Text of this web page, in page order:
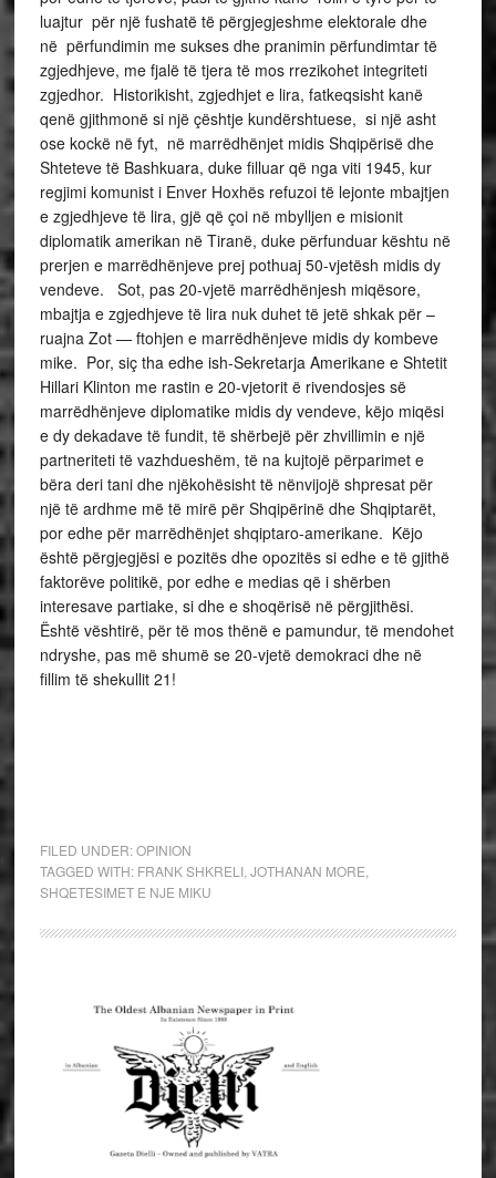
luajtur për një fushatë të përgjegjeshme elektorale dhe
në përfundimin me sukses dhe pranimin përfundimtar të
zgjedhjeve, me fjalë të tjera të mos rrezikohet integriteti
zgjedhor. Historikisht, zgjedhjet e lira, fatkeqsisht kanë
qenë gjithmonë si një çështje kundërshtuese, si një asht
ose kockë në fyt, në marrëdhënjet midis Shqipërisë dhe
Shteteve të Bashkuara, duke filluar që nga viti 1945, kur
regjimi komunist i Enver Hoxhës refuzoi të lejonte mbajtjen
e zgjedhjeve të lira, gjë që çoi në mbylljen e misionit
diplomatik amerikan në Tiranë, duke përfunduar kështu në
prerjen e marrëdhënjeve prej pothuaj 50-vjetësh midis dy
vendeve. Sot, pas 20-vjetë marrëdhënjesh miqësore,
mbajtja e zgjedhjeve të lira nuk duhet të jetë shkak për –
ruajna Zot — ftohjen e marrëdhënjeve midis dy kombeve
mike. Por, siç tha edhe ish-Sekretarja Amerikane e Shtetit
Hillari Klinton me rastin e 20-vjetorit ë rivendosjes së
marrëdhënjeve diplomatike midis dy vendeve, këjo miqësi
e dy dekadave të fundit, të shërbejë për zhvillimin e një
partneriteti të vazhdueshëm, të na kujtojë përparimet e
bëra deri tani dhe njëkohësisht të nënvijojë shpresat për
një të ardhme më të mirë për Shqipërinë dhe Shqiptarët,
por edhe për marrëdhënjet shqiptaro-amerikane. Këjo
është përgjegjësi e pozitës dhe opozitës si edhe e të gjithë
faktorëve politikë, por edhe e medias që i shërben
interesave partiake, si dhe e shoqërisë në përgjithësi.
Është vështirë, për të mos thënë e pamundur, të mendohet
ndryshe, pas më shumë se 20-vjetë demokraci dhe në
fillim të shekullit 21!
FILED UNDER:OPINION
TAGGED WITH: FRANK SHKRELI, JOTHANAN MORE
SHQETESIMET E NJE MIKU